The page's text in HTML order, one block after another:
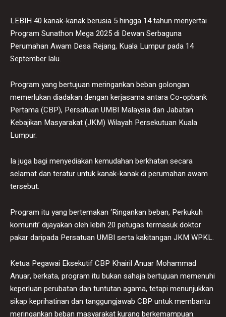
LEBIH 40 kanak-kanak berusia 5 hingga 14 tahun menyertai
Program Sunathon Mega 2025 di Dewan Serbaguna
Perumahan Awam Desa Rejang, Kuala Lumpur pada 14
September lalu.
Program yang bertujuan meringankan beban golongan
memerlukan diadakan dengan kerjasama antara Co-opbank
Pertama (CBP), Persatuan UMBI Malaysia dan Jabatan
Kebajikan Masyarakat (JKM) Wilayah Persekutuan Kuala
Lumpur.
Ia juga bagi menyediakan kemudahan berkhatan secara
selamat dan teratur untuk kanak-kanak di perumahan awam
tersebut.
Program itu yang bertemakan ‘Ringankan beban, Perkukuh
komuniti’ dijayakan oleh lebih 20 petugas termasuk doktor
pakar daripada Persatuan UMBI serta kakitangan JKM WPKL.
Ketua Pegawai Eksekutif CBP Khairil Anuar Mohammad
Anuar, berkata, program itu bukan sahaja bertujuan memenuhi
keperluan perubatan dan tuntutan agama, tetapi menunjukkan
sikap keprihatinan dan tanggungjawab CBP untuk membantu
meringankan beban masyarakat kurang berkemampuan.